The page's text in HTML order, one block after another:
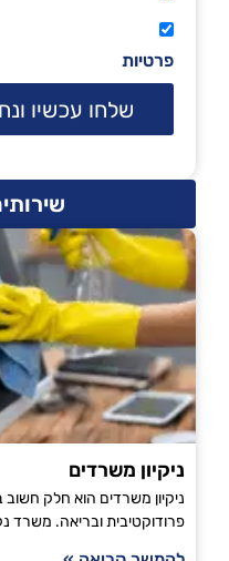
פרטיות
שלחו עכשיו
ניקיון משרדים
ניקיון משרדים הוא חלק
פרודוקטיבית ובריאה. משרד